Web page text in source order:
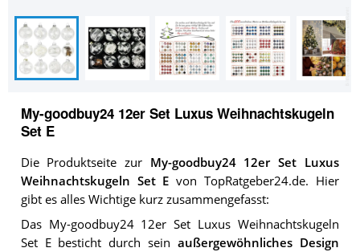
My-goodbuy24 12er Set Luxus Weihnachtskugeln
Set E
Die Produktseite zur My-goodbuy24 12er Set Luxus
Weihnachtskugeln Set E von TopRatgeber24.de. Hier
gibt es alles Wichtige kurz zusammengefasst:
Das My-goodbuy24 12er Set Luxus Weihnachtskugeln
Set E besticht durch seinaußergewöhnliches Design